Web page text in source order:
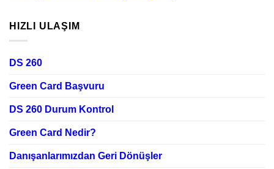
HIZLI ULAŞIM
DS 260
Green Card Başvuru
DS 260 Durum Kontrol
Green Card Nedir?
Danışanlarımızdan Geri Dönüşler